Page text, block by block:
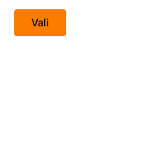
Vali
page